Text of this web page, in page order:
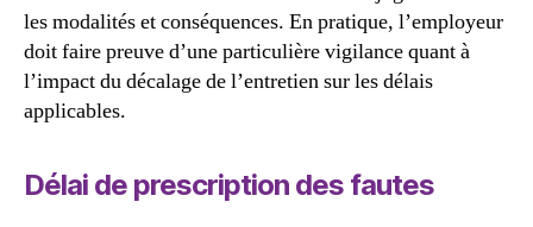
les modalités et conséquences. En pratique, l’employeur
doit faire preuve d’une particulière vigilance quant à
l’impact du décalage de l’entretien sur les délais
applicables.
Délai de prescription des fautes